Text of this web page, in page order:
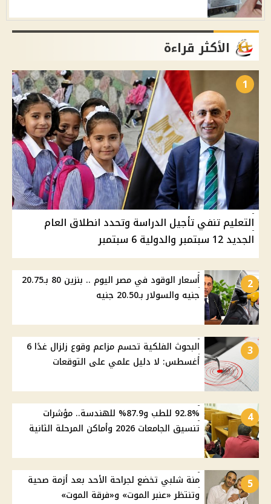
الأكثر قراءة
1
التعليم تنفي تأجيل الدراسة وتحدد انطلاق العام
الجديد 12 سبتمبر والدولية 6 سبتمبر
2
أسعار الوقود في مصر اليوم .. بنزين 80 بـ20.75
جنيه والسولار بـ20.50 جنيه
3
البحوث الفلكية تحسم مزاعم وقوع زلزال غدًا 6
أغسطس: لا دليل علمي على التوقعات
4
92.8% للطب و87.9% للهندسة.. مؤشرات
تنسيق الجامعات 2026 وأماكن المرحلة الثانية
5
منة شلبي تخضع لجراحة الأحد بعد أزمة صحية
وتنتظر «عنبر الموت» و«فرقة الموت»